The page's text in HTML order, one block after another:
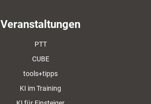
Veranstaltungen
PTT
CUBE
tools+tipps
KI im Training